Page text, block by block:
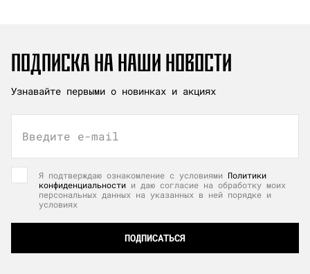
ПОДПИСКА НА НАШИ НОВОСТИ
Узнавайте первыми о новинках и акциях
Введите e-mail
Я подтверждаю ознакомление с условиями Политики
конфиденциальности и даю согласие на обработку моих
персональных данных на указанных в ней порядке и
условиях
ПОДПИСАТЬСЯ